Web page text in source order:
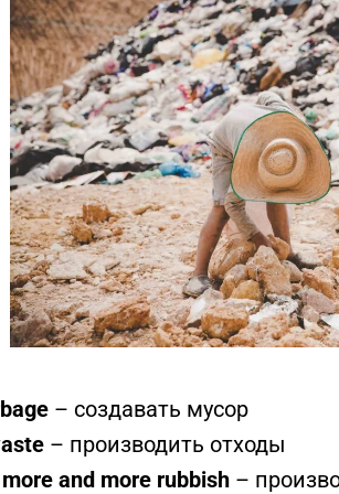
– создавать мусор
– производить отходы
and more rubbish–